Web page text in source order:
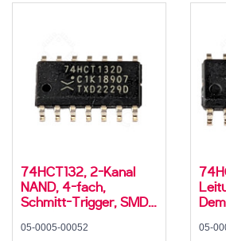
74HCT132, 2-Kanal
NAND, 4-fach,
Schmitt-Trigger, SMD,
CMOS, -40..125 °C
05-0005-00052 05-